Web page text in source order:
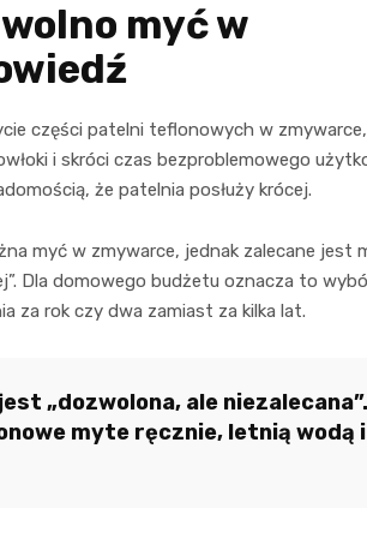
myć w
części patelni teflonowych w
i skróci czas bezproblemowego
że patelnia posłuży krócej.
myć w zmywarce, jednak zalecane jest
Dla domowego budżetu oznacza to
za rok czy dwa zamiast za kilka lat.
„dozwolona, ale niezalecana”.
myte ręcznie, letnią wodą i